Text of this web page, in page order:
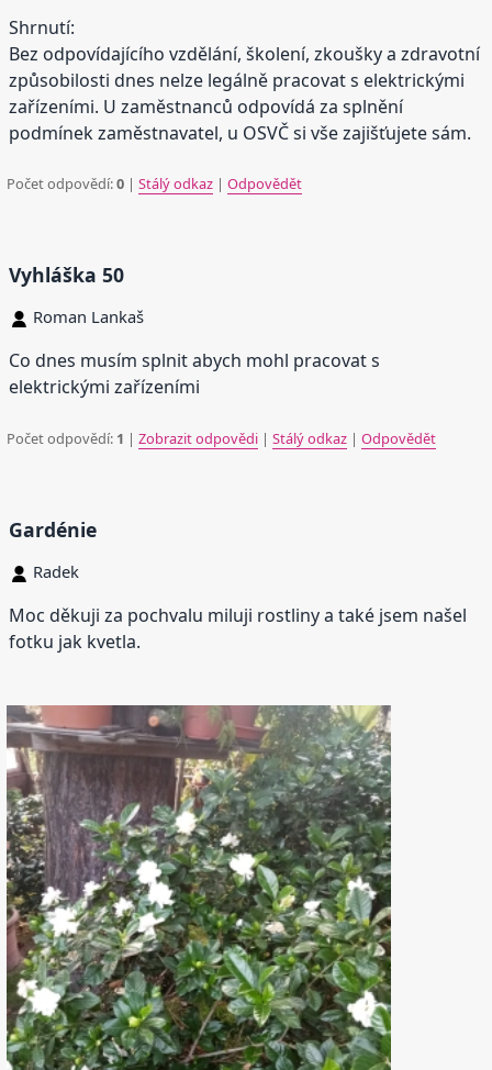
Shrnutí:
Bez odpovídajícího vzdělání, školení, zkoušky a zdravotní
způsobilosti dnes nelze legálně pracovat s elektrickými
zařízeními. U zaměstnanců odpovídá za splnění
podmínek zaměstnavatel, u OSVČ si vše zajišťujete sám.
Počet odpovědí:0 |Stálý odkaz |Odpovědět
Vyhláška 50
Roman Lankaš
Co dnes musím splnit abych mohl pracovat s
elektrickými zařízeními
Počet odpovědí: 1 |Zobrazit odpovědi |Stálý odkaz |Odpovědět
Gardénie
Radek
Moc děkuji za pochvalu miluji rostliny a také jsem našel
fotku jak kvetla.